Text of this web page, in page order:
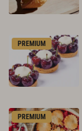
PREMIUM
PREMIUM